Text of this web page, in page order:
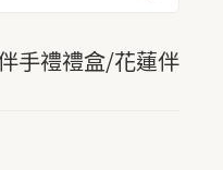
手禮禮盒/花蓮伴